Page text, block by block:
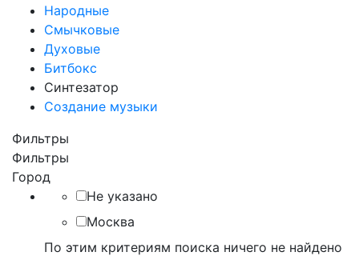
Народные
Смычковые
Духовые
Битбокс
Синтезатор
Создание музыки
Фильтры
Фильтры
Город
Не указано
Москва
По этим критериям поиска ничего не найдено